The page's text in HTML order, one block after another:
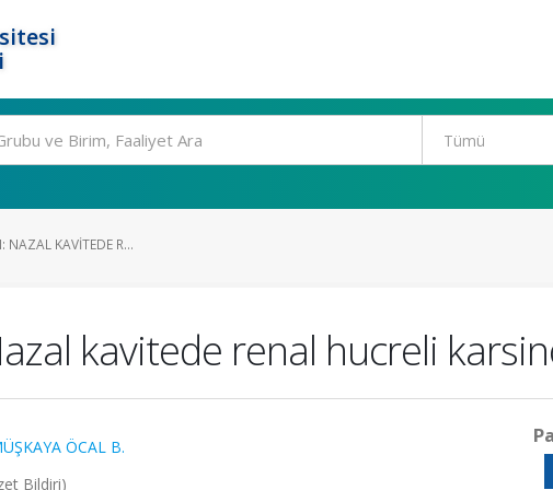
NAZAL KAVITEDE R...
kavitede renal hucreli
ÖCAL B.
Bildiri)